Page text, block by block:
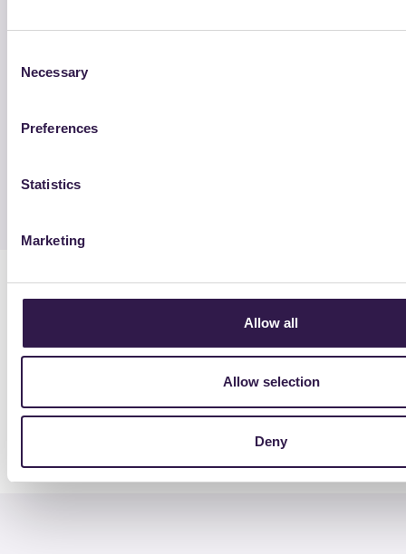
Selection
Necessary
Preferences
Statistics
Marketing
Allow all
Allow selection
Deny
Disciplinari Tecnici
Glossario
Privacy policy Cookie policy
Fondazione Remade – Sede legale e operativa Via Pompeo Litta 5,
20122 Milano, Italia – P.IVA 08017760961 / C.F. 97533020158 – PEC